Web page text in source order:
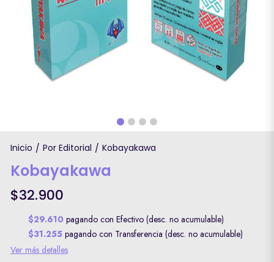
Inicio / Por Editorial / Kobayakawa
Kobayakawa
$32.900
$29.610 pagando con Efectivo (desc. no acumulable)
$31.255 pagando con Transferencia (desc. no acumulable)
Ver más detalles